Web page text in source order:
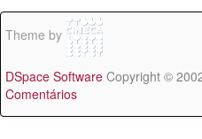
Theme by
DSpace Software Copyright ©
Comentários